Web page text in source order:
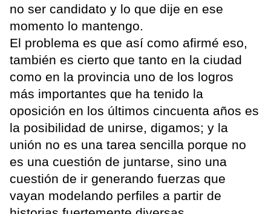
no ser candidato y lo que dije en ese
momento lo mantengo.
El problema es que así como afirmé eso,
también es cierto que tanto en la ciudad
como en la provincia uno de los logros
más importantes que ha tenido la
oposición en los últimos cincuenta años es
la posibilidad de unirse, digamos; y la
unión no es una tarea sencilla porque no
es una cuestión de juntarse, sino una
cuestión de ir generando fuerzas que
vayan modelando perfiles a partir de